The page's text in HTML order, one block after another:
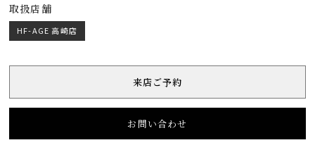
取扱店舗
HF-AGE 高崎店
来店ご予約
お問い合わせ